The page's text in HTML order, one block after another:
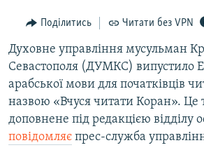
навігації
Перейти
до
пошуку
БЛОГИ
ПОГЛЯД
ІНТЕРВ'Ю
ВСЕ ЗА ДЕНЬ
СПЕЦПРОЕКТИ
ЯК ОБІЙТИ БЛОКУВАННЯ
Поділитись Читати без VPN
Духовне управління мусульман
Севастополя (ДУМКС) випустило
арабської мови для початківців
назвою «Вчуся читати Коран». Це
доповнене під редакцією відділу
повідомляє прес-служба